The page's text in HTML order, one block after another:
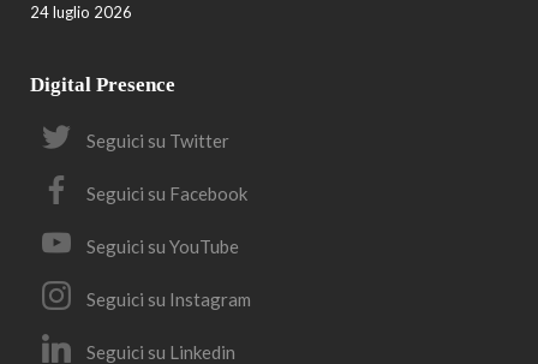
24 luglio 2026
Digital Presence
Seguici su Twitter
Seguici su Facebook
Seguici su YouTube
Seguici su Instagram
Seguici su Linkedin